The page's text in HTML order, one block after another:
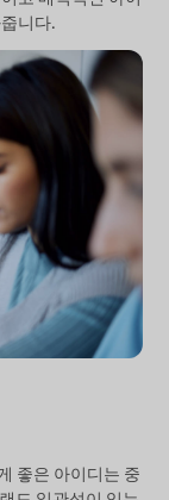
니다.
좋은 아이디는 중